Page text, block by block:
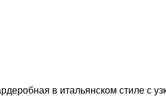
в итальянском стиле с